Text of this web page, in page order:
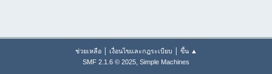
ช่วยเหลือ| เงื่อนไขและกฎระเบียบ | ขึ้น ▲
SMF 2.1.6 © 2025, Simple Machines